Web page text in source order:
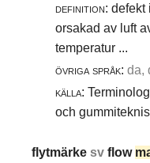
definition: defekt
orsakad av luft
temperatur ...
övriga språk: da,
källa:
och
flytmärkesvflow